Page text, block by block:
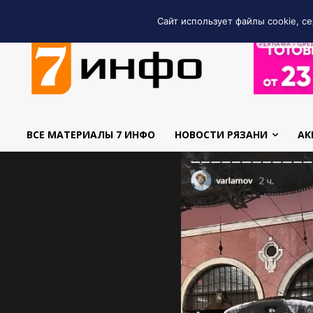
РЕКЛАМА •
ВСЕ МАТЕРИАЛЫ 7 ИНФО НОВОСТИ РЯЗАНИ
Сайт использует файлы cookie,